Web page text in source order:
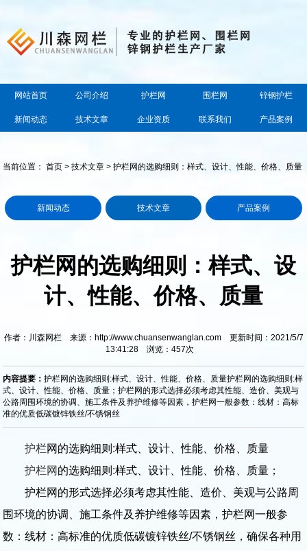
网站首页 公司介绍 护栏网 围栏网 锌钢护栏
新闻动态 技术文章 企业资质 联系我们 产品案例
当前位置：首页 >技术文章 > 护栏网的选购细则：样式、设计、性能、价格、质量
新闻动态 技术文章 产品案例
护栏网的选购细则：样式、设
计、性能、价格、质量
作者：川森网栏 来源：http://www.chuansenwanglan.com 更新时间：2021/5/7
13:41:28 浏览： 457次
内容提要：护栏网的选购细则:样式、设计、性能、价格、质量护栏网的选购细则:样
式、设计、性能、价格、质量；护栏网的形式选择必须考虑其性能、造价、美观与
公路周围环境的协调、施工条件及养护维修等因素，护栏网一般参数：线材：高标
准的优质低碳镀锌铁丝/不锈钢丝
护栏网的选购细则:样式、设计、性能、价格、质量
护栏网 的选购细则:样式、设计、性能、价格、质量；
护栏网的形式选择必须考虑其性能、造价、美观与公路周
围环境的协调、施工条件及养护维修等因素，护栏网一般参
数：线材：高标准的优质低碳镀锌铁丝/不锈钢丝，确保各种用